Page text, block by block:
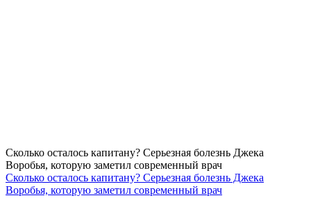
Сколько осталось капитану? Серьезная болезнь Джека
Воробья, которую заметил современный врач
Сколько осталось капитану? Серьезная болезнь Джека
Воробья, которую заметил современный врач